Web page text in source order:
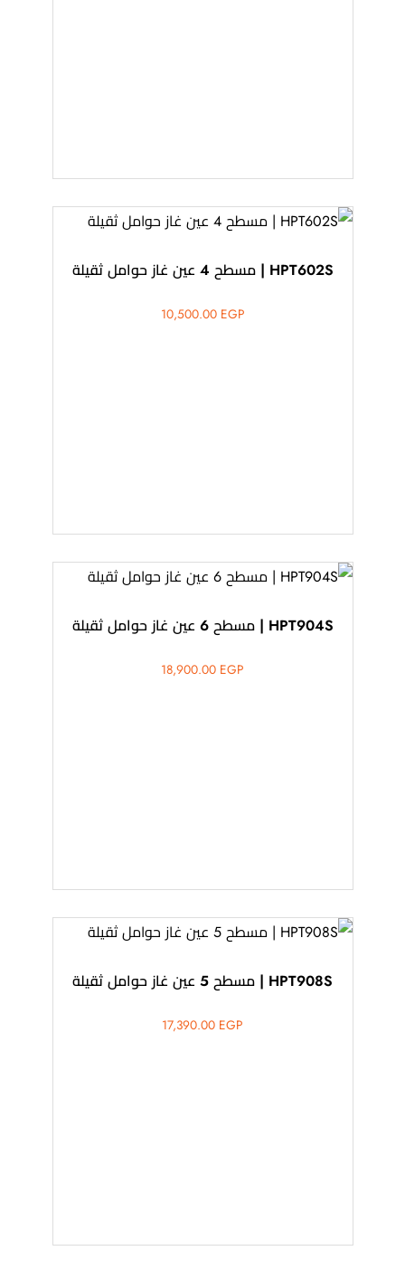
HPT602S | مسطح 4 عين غاز حوامل ثقيلة
10,500.00 EGP
HPT904S | مسطح 6 عين غاز حوامل ثقيلة
18,900.00 EGP
HPT908S | مسطح 5 عين غاز حوامل ثقيلة
17,390.00 EGP